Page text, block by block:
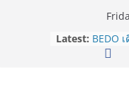
Latest: BEDO
“BIO